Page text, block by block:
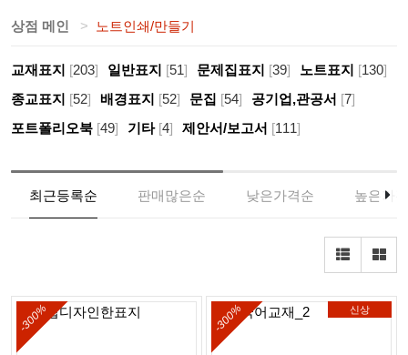
상점 메인 노트인쇄/만들기
교재표지 [203] 일반표지 [51] 문제집표지 [39] 노트표지 [130]
종교표지 [52] 배경표지 [52] 문집 [54] 공기업,관공서 [7]
포트폴리오북 [49] 기타[4] 제안서/보고서 [111]
최근등록순 판매많은순 낮은가격순 높은가
-300% 신상
-300%